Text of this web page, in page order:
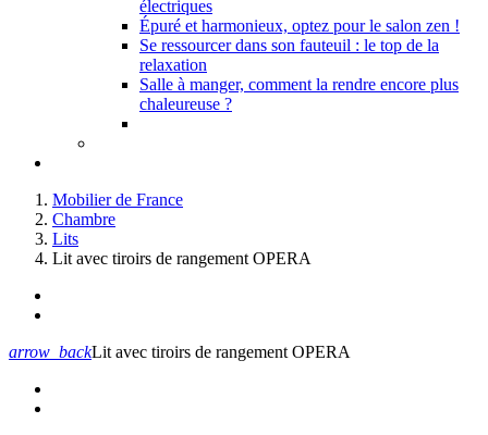
électriques
Épuré et harmonieux, optez pour le salon zen !
Se ressourcer dans son fauteuil : le top de la
relaxation
Salle à manger, comment la rendre encore plus
chaleureuse ?
Mobilier de France
Chambre
Lits
Lit avec tiroirs de rangement OPERA
arrow_backLit avec tiroirs de rangement OPERA